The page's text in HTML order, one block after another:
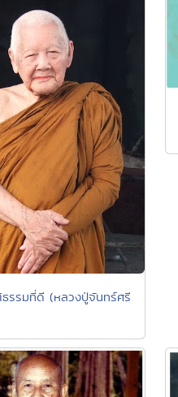
รรมที่ดี (หลวงปู่จันทร์ศรี